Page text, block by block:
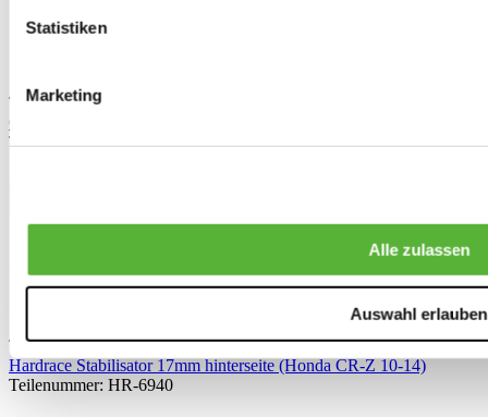
Statistiken
Marketing
Alle zulassen
Auswahl erlauben
TIPP
OEM Honda Kupplungssatz (Honda CR-Z 10-14)
Teilenummer: 22105-RTW-305
TIPP
Hardrace Stabilisator 17mm hinterseite (Honda CR-Z 10-14)
Teilenummer: HR-6940